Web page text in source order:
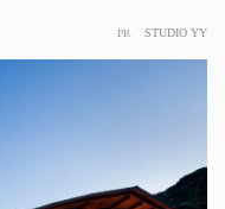
PR STUDIO YY